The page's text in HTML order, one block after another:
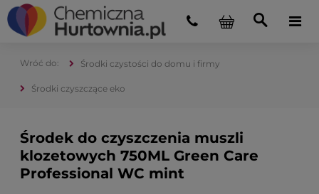
Środki czystości do domu i firmy
Środki czyszczące eko
Środek do czyszczenia muszli
klozetowych 750ML Green Care
Professional WC mint